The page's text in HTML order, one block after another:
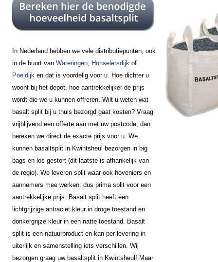
In Nederland hebben we vele distributiepunten, ook
in de buurt van Wateringen, Honselersdijk of
Poeldijk en dat is voordelig voor u. Hoe dichter u
woont bij het depot, hoe aantrekkelijker de prijs
wordt die we u kunnen offreren. Wilt u weten wat
basalt split bij u thuis bezorgd gaat kosten? Vraag
vrijblijvend een offerte aan met uw postcode, dan
bereken we direct de exacte prijs voor u. We
kunnen basaltsplit in Kwintsheul bezorgen in big
bags en los gestort (dit laatste is afhankelijk van
de regio). We leveren split waar ook hoveniers en
aannemers mee werken: dus prima split voor een
aantrekkelijke prijs. Basalt split heeft een
lichtgrijzige antraciet kleur in droge toestand en
donkergrijze kleur in een natte toestand. Basalt
split is een natuurproduct en kan per levering in
uiterlijk en samenstelling iets verschillen. Wij
bezorgen graag uw basaltsplit in Kwintsheul! Maar